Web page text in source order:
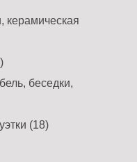
керамическая
беседки,
(18)